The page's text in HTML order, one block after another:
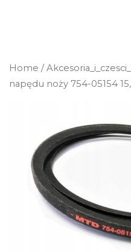
Home /
napędu noży 754-05154